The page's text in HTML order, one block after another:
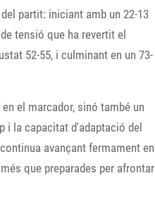
partit: iniciant amb un 22-13
tensió que ha revertit el
52-55, i culminant en un 73-
el marcador, sinó també un
i la capacitat d'adaptació del
avançant fermament en
que preparades per afrontar